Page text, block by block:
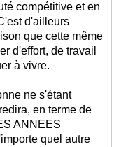
compétitive et en
d'ailleurs
que cette même
d'effort, de travail
à vivre.
ne s'étant
en terme de
ANNEES
quel autre